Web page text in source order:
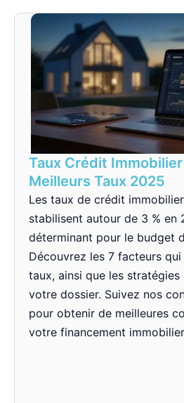
Taux Crédit
Meilleurs Taux 2025
Les taux de crédit
stabilisent autour de 3 % en
déterminant pour le budget
Découvrez les 7 facteurs
taux, ainsi que les
votre dossier. Suivez nos
pour obtenir de meilleures
votre financement